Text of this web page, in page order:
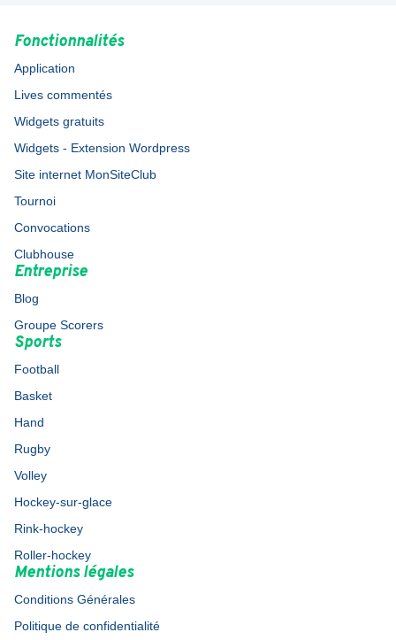
Fonctionnalités
Application
Lives commentés
Widgets gratuits
Widgets - Extension Wordpress
Site internet MonSiteClub
Tournoi
Convocations
Clubhouse
Entreprise
Blog
Groupe Scorers
Sports
Football
Basket
Hand
Rugby
Volley
Hockey-sur-glace
Rink-hockey
Roller-hockey
Mentions légales
Conditions Générales
Politique de confidentialité